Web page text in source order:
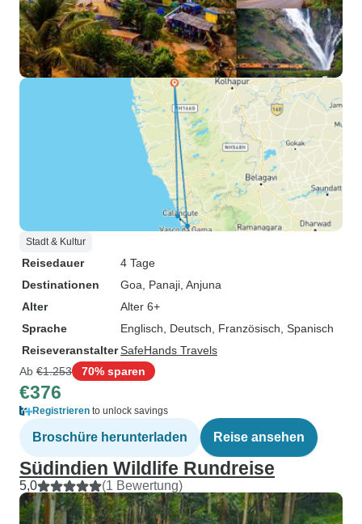
Stadt & Kultur
Reisedauer
4 Tage
Destinationen
Goa , Panaji , Anjuna
Alter
Alter 6+
Sprache
Englisch, Deutsch, Französisch, Spanisch
ReiseveranstalterSafeHands Travels
Ab €1.253 70% sparen
€376
Registrieren to unlock savings
Broschüre herunterladen Reise ansehen
Südindien Wildlife Rundreise
5,0 (1 Bewertung)